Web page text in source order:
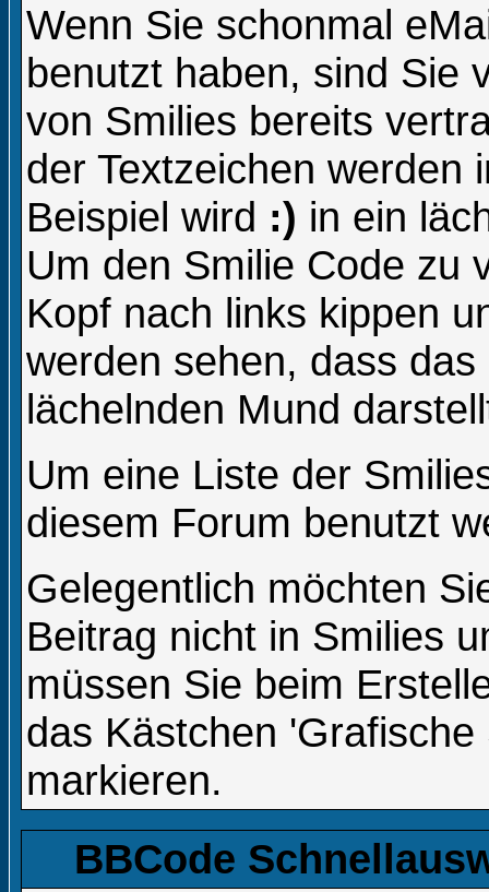
Wenn Sie schonmal
benutzt haben, sind Sie
von Smilies bereits
der Textzeichen werden
Beispiel wird :) in ein
Um den Smilie Code zu
Kopf nach links kippen
werden sehen, dass das
lächelnden Mund
Um eine Liste der
diesem Forum benutzt
Gelegentlich möchten
Beitrag nicht in Smilies
müssen Sie beim
das Kästchen
markieren.
BBCode